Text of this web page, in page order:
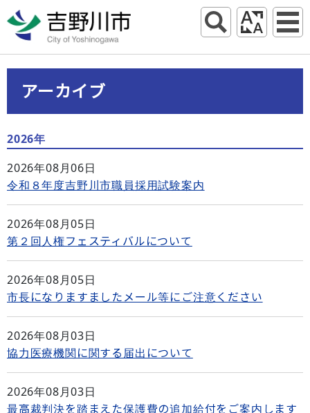
アーカイブ
2026年
2026年08月06日
令和８年度吉野川市職員採用試験案内
2026年08月05日
第２回人権フェスティバルについて
2026年08月05日
市長になりますましたメール等にご注意ください
2026年08月03日
協力医療機関に関する届出について
2026年08月03日
最高裁判決を踏まえた保護費の追加給付をご案内します